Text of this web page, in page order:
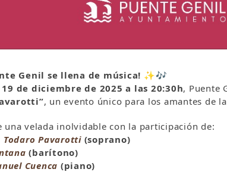
Genil se llena de música! ✨🎶
de diciembre de 2025 a las 20:30h, Puente
, un evento único para los amantes de
una velada inolvidable con la participación de:
Todaro Pavarotti(soprano)
(barítono)
Cuenca (piano)